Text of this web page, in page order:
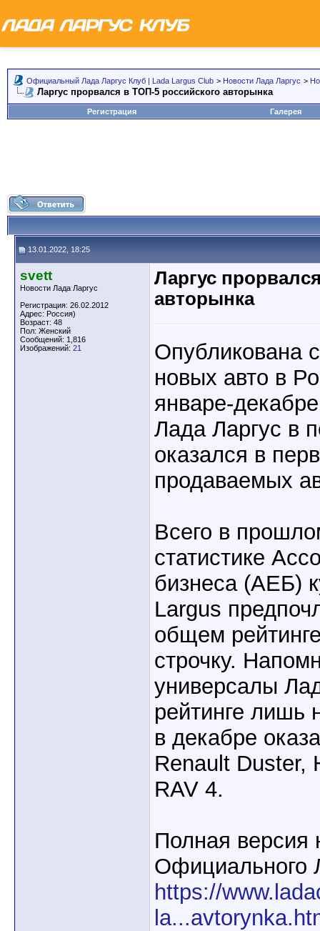
Официальный Лада Ларгус Клуб | Lada Largus Club > Новости Лада Ларгус >
Ларгус прорвался в ТОП-5 российского авторынка
Регистрация Галерея
13.01.2022, 18:25
svett
Новости Лада Ларгус
Регистрация: 26.02.2012
Адрес: Россия)
Возраст: 48
Пол: Женский
Сообщений: 1,816
Изображений: 21
Ларгус
авторынка
Опубликована
новых авто в
январе-
Лада Ларгус в
оказался в
продаваемых
Всего в
статистике
бизнеса (АЕБ)
Largus
общем
строчку.
универсалы
рейтинге лишь
в декабре
Renault Duster,
RAV 4.
Полная версия
Официального
https://